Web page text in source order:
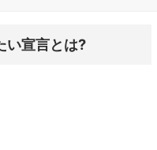
い宣言とは?